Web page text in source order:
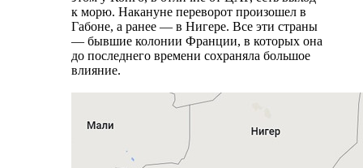
к морю. Накануне переворот произошел в
Габоне, а ранее — в Нигере. Все эти страны
— бывшие колонии Франции, в которых она
до последнего времени сохраняла большое
влияние.